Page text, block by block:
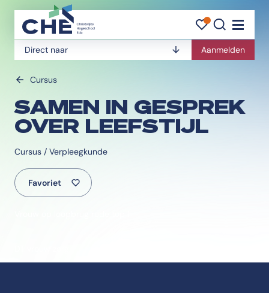
Direct naar
Aanmelden
Cursus
SAMEN IN GESPREK
OVER LEEFSTIJL
Cursus / Verpleegkunde
Favoriet